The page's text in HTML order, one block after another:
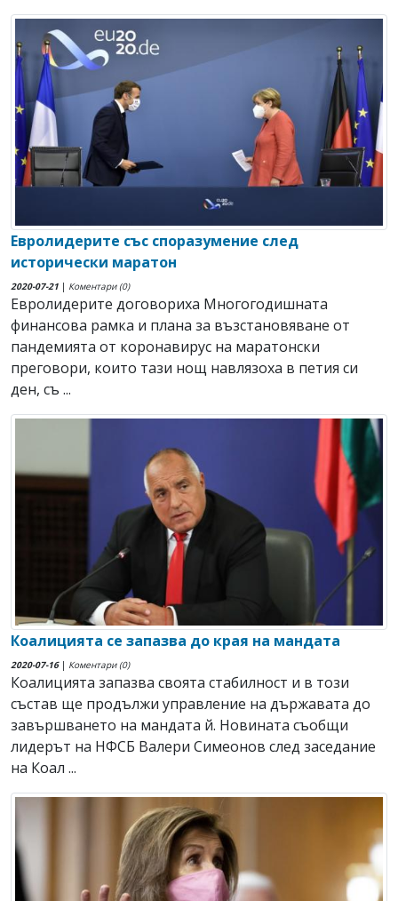
Евролидерите със споразумение след
исторически маратон
2020-07-21 | Коментари (0)
Евролидерите договориха Многогодишната
финансова рамка и плана за възстановяване от
пандемията от коронавирус на маратонски
преговори, които тази нощ навлязоха в петия си
ден, съ ...
Коалицията се запазва до края на мандата
2020-07-16| Коментари (0)
Коалицията запазва своята стабилност и в този
състав ще продължи управление на държавата до
завършването на мандата й. Новината съобщи
лидерът на НФСБ Валери Симеонов след заседание
на Коал ...